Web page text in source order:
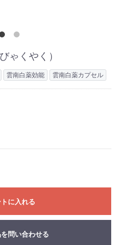
ゃくやく）
雲南白薬効能 雲南白薬カプセル
に入れる
問い合わせる